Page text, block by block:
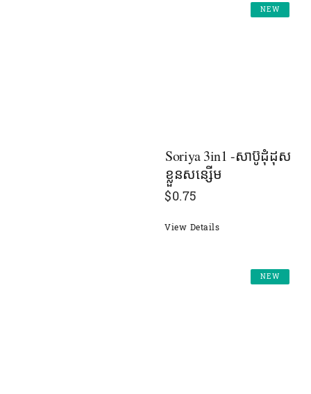
NEW
Soriya 3in1 -សាប៊ូដុំដុស
ខ្លួនសន្សើម
$0.75
View Details
NEW